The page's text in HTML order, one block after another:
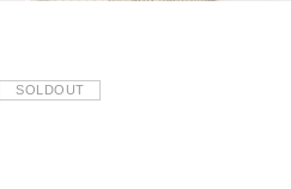
SOLDOUT